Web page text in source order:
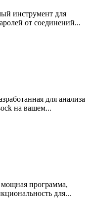
инструмент для
от соединений...
для анализа
на вашем...
мощная программа,
для...